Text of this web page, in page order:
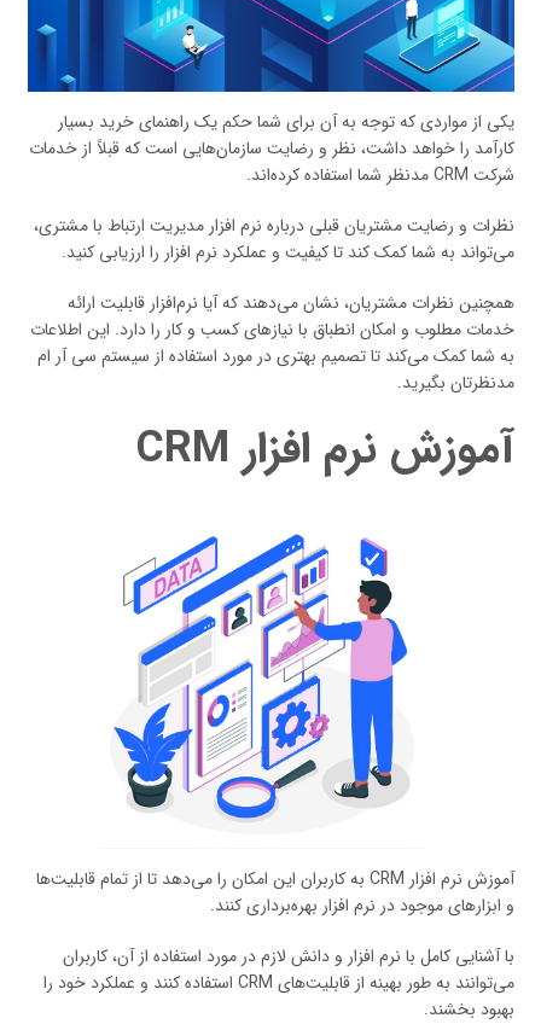
یکی از مواردی که توجه به آن برای شما حکم یک راهنمای خرید بسیار
کارآمد را خواهد داشت، نظر و رضایت سازمان‌هایی است که قبلاً از خدمات
شرکت CRM مدنظر شما استفاده کرده‌اند.
نظرات و رضایت مشتریان قبلی درباره نرم افزار مدیریت ارتباط با مشتری،
می‌تواند به شما کمک کند تا کیفیت و عملکرد نرم افزار را ارزیابی کنید.
همچنین نظرات مشتریان، نشان می‌دهند که آیا نرم‌افزار قابلیت ارائه
خدمات مطلوب و امکان انطباق با نیازهای کسب و کار را دارد. این اطلاعات
به شما کمک می‌کند تا تصمیم بهتری در مورد استفاده از سیستم سی آر ام
مدنظرتان بگیرید.
آموزش نرم افزار CRM
آموزش نرم افزار CRM به کاربران این امکان را می‌دهد تا از تمام قابلیت‌ها
و ابزارهای موجود در نرم افزار بهره‌برداری کنند.
با آشنایی کامل با نرم افزار و دانش لازم در مورد استفاده از آن، کاربران
می‌توانند به طور بهینه از قابلیت‌های CRM استفاده کنند و عملکرد خود را
بهبود بخشند.